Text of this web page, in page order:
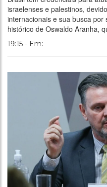
israelenses e palestinos,
internacionais e sua busca por
histórico de Oswaldo Aranha,
19:15 - Em: